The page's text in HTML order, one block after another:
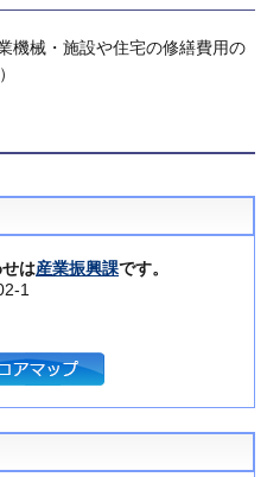
機械・施設や住宅の修繕費用の
は産業振興課です。
1